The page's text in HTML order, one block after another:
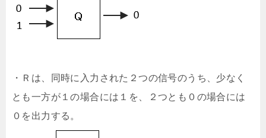
・Ｒは、同時に入力された２つの信号のうち、少なく
とも一方が１の場合には１を、２つとも０の場合には
０を出力する。